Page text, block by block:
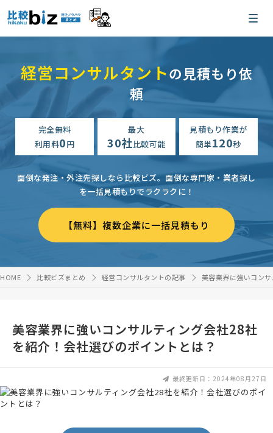
経営コンサルタントの見積もり依
頼
完全無料
利用料0円
最大
30社比較可能
見積もり作業が
簡単120秒
面倒な発注・外注先探しなら比較ビズ。面倒な専門家・業者探し
を一括見積もりでラクラクに！
【無料】複数企業に一括見積もり
HOME 比較ビズまとめ 経営コンサルタントの記事 美容業界に強いコン
美容業界に強いコンサルティング会社28社
を紹介！会社選びのポイントとは？
最終更新日：2024年08月27日